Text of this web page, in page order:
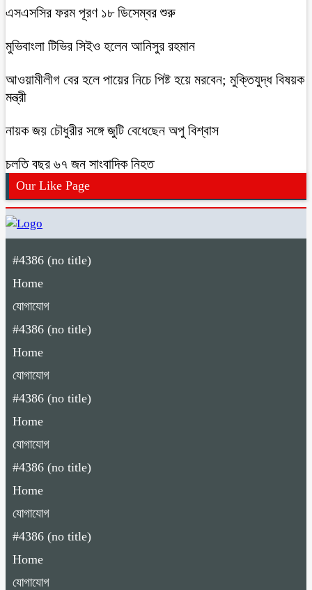
এসএসসির ফরম পূরণ ১৮ ডিসেম্বর শুরু
মুভিবাংলা টিভির সিইও হলেন আনিসুর রহমান
আওয়ামীলীগ বের হলে পায়ের নিচে পিষ্ট হয়ে মরবেন; মুক্তিযুদ্ধ বিষয়ক
মন্ত্রী
নায়ক জয় চৌধুরীর সঙ্গে জুটি বেধেছেন অপু বিশ্বাস
চলতি বছর ৬৭ জন সাংবাদিক নিহত
Our Like Page
#4386 (no title)
Home
যোগাযোগ
#4386 (no title)
Home
যোগাযোগ
#4386 (no title)
Home
যোগাযোগ
#4386 (no title)
Home
যোগাযোগ
#4386 (no title)
Home
যোগাযোগ